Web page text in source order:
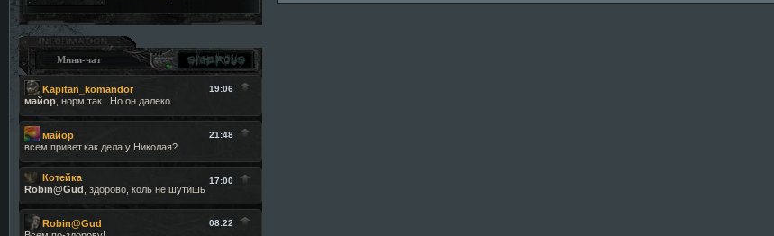
Мини-чат